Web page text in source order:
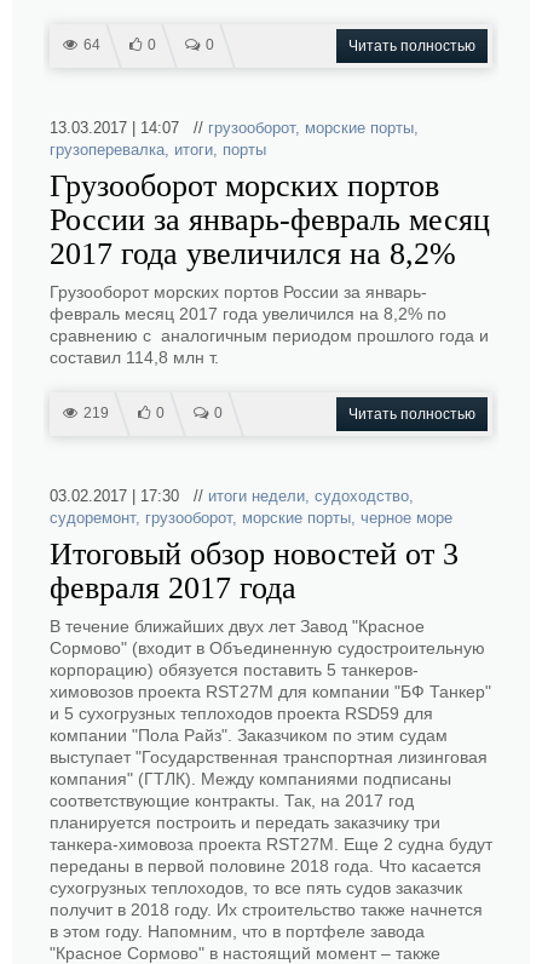
64 0 0 Читать полностью
13.03.2017 | 14:07 // грузооборот, морские порты,
грузоперевалка, итоги, порты
Грузооборот морских портов
России за январь-февраль месяц
2017 года увеличился на 8,2%
Грузооборот морских портов России за январь-
февраль месяц 2017 года увеличился на 8,2% по
сравнению с аналогичным периодом прошлого года и
составил 114,8 млн т.
219 0 0 Читать полностью
03.02.2017 | 17:30 // итоги недели, судоходство,
судоремонт, грузооборот, морские порты, черное море
Итоговый обзор новостей от 3
февраля 2017 года
В течение ближайших двух лет Завод "Красное
Сормово" (входит в Объединенную судостроительную
корпорацию) обязуется поставить 5 танкеров-
химовозов проекта RST27М для компании "БФ Танкер"
и 5 сухогрузных теплоходов проекта RSD59 для
компании "Пола Райз". Заказчиком по этим судам
выступает "Государственная транспортная лизинговая
компания" (ГТЛК). Между компаниями подписаны
соответствующие контракты. Так, на 2017 год
планируется построить и передать заказчику три
танкера-химовоза проекта RST27М. Еще 2 судна будут
переданы в первой половине 2018 года. Что касается
сухогрузных теплоходов, то все пять судов заказчик
получит в 2018 году. Их строительство также начнется
в этом году. Напомним, что в портфеле завода
"Красное Сормово" в настоящий момент – также